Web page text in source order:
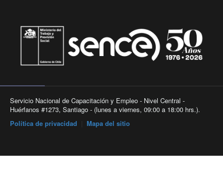
Servicio Nacional de Capacitación y Empleo - Nivel Central -
Huérfanos #1273, Santiago - (lunes a viernes, 09:00 a 18:00 hrs.).
Política de privacidad
Mapa del sitio